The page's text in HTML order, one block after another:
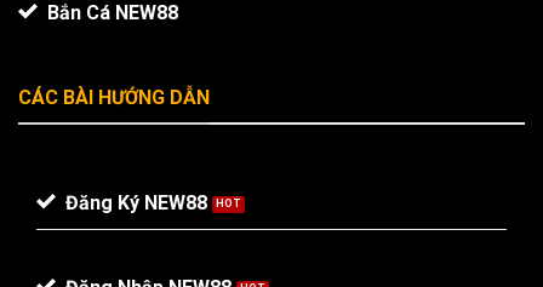
Bắn Cá NEW88
CÁC BÀI HƯỚNG DẪN
Đăng Ký NEW88